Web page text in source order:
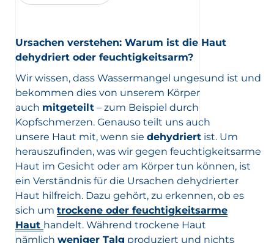
Ursachen verstehen: Warum ist die Haut
dehydriert oder feuchtigkeitsarm?
Wir wissen, dass Wassermangel ungesund ist und
bekommen dies von unserem Körper
auch mitgeteilt – zum Beispiel durch
Kopfschmerzen. Genauso teilt uns auch
unsere Haut mit, wenn sie dehydriert ist. Um
herauszufinden, was wir gegen feuchtigkeitsarme
Haut im Gesicht oder am Körper tun können, ist
ein Verständnis für die Ursachen dehydrierter
Haut hilfreich. Dazu gehört, zu erkennen, ob es
sich um trockene oder feuchtigkeitsarme
Haut handelt. Während trockene Haut
nämlich weniger Talg produziert und nichts